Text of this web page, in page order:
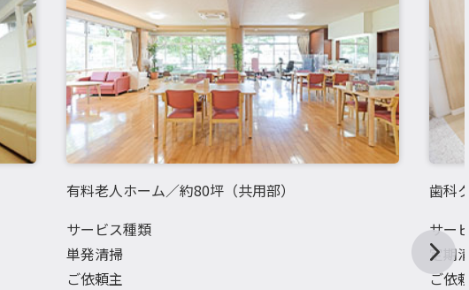
有料老人ホーム／約80坪（共用部）
サービス種類
単発清掃
ご依頼主
歯科
サー
定期
ご依